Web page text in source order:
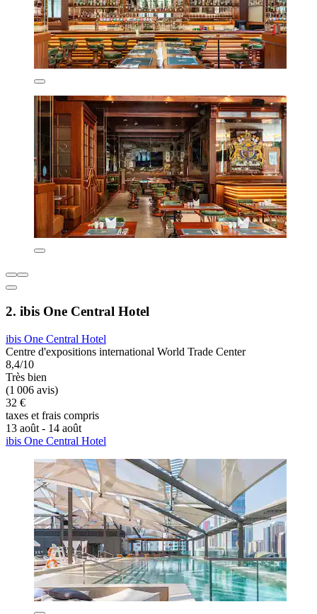
2. ibis One Central Hotel
ibis One Central Hotel
Centre d'expositions international World Trade Center
8,4/10
Très bien
(1 006 avis)
32 €
taxes et frais compris
13 août - 14 août
ibis One Central Hotel